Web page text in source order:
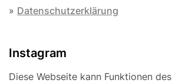
» Datenschutzerklärung
Instagram
Diese Webseite kann Funktionen